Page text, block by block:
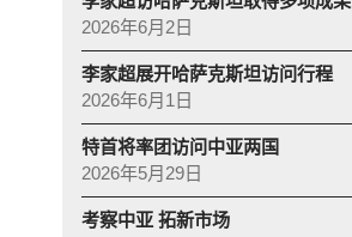
2026年6月2日
李家超展开哈萨克斯坦访问行程
2026年6月1日
特首将率团访问中亚两国
2026年5月29日
考察中亚 拓新市场